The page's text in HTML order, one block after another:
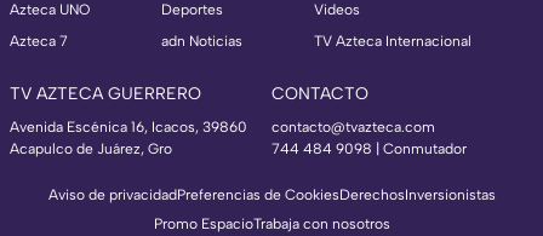
Azteca UNO
Azteca 7
Deportes
adn Noticias
Videos
TV Azteca Internacional
TV AZTECA GUERRERO
Avenida Escénica 16, Icacos, 39860
Acapulco de Juárez, Gro
CONTACTO
contacto@tvazteca.com
744 484 9098 | Conmutador
Aviso de privacidadPreferencias de CookiesDerechosInversionistas
Promo EspacioTrabaja con nosotros